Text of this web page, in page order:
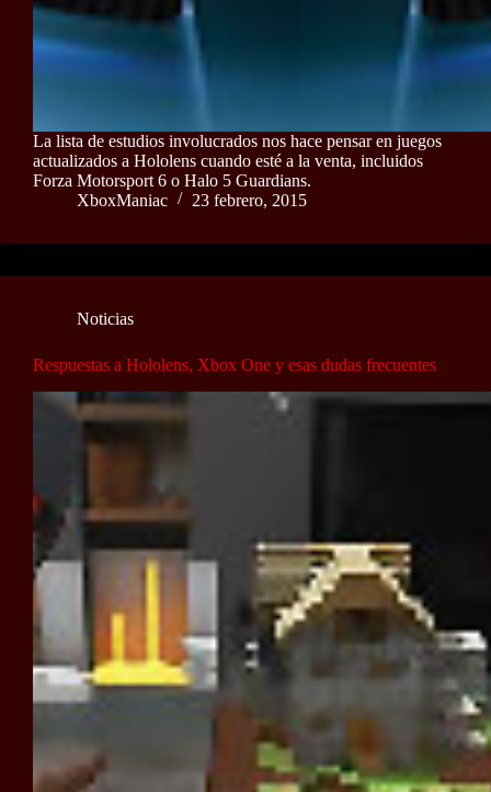
La lista de estudios involucrados nos hace pensar en juegos
actualizados a Hololens cuando esté a la venta, incluidos
Forza Motorsport 6 o Halo 5 Guardians.
XboxManiac
23 febrero, 2015
Noticias
Respuestas a Hololens, Xbox One y esas dudas frecuentes